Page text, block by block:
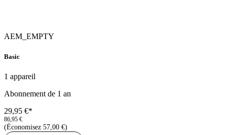
AEM_EMPTY
Basic
1 appareil
Abonnement de 1 an
29,95 €*
86,95 €
(Économisez 57,00 €)